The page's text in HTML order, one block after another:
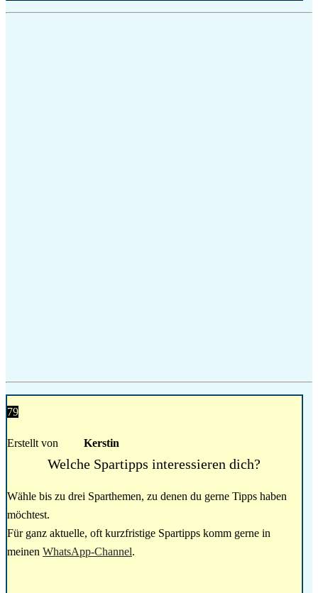
79
Erstellt von Kerstin
Welche Spartipps interessieren dich?
Wähle bis zu drei Sparthemen, zu denen du gerne Tipps haben
möchtest.
Für ganz aktuelle, oft kurzfristige Spartipps komm gerne in
meinen WhatsApp-Channel.